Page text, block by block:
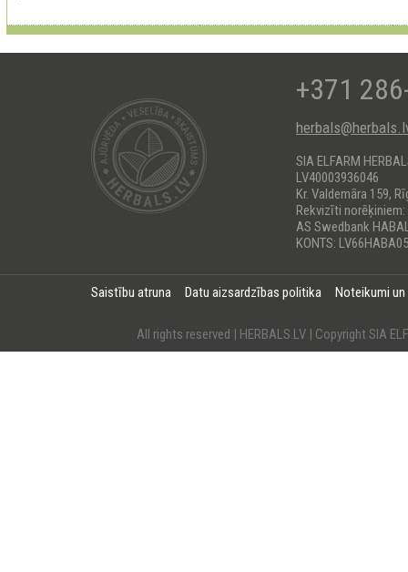
+371
SIA ELFARM
LV40003936046
Kr. Valdemāra 159,
Rekvizīti norēķiniem:
AS Swedbank
KONTS:
Saistību atruna Datu aizsardzības politika Noteikumi
All rights reserved | HERBALS.LV | Copyright SIA